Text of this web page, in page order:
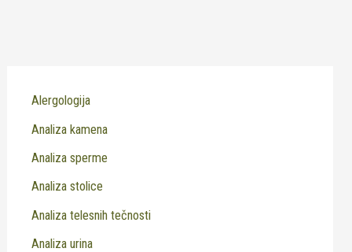
Alergologija
Analiza kamena
Analiza sperme
Analiza stolice
Analiza telesnih tečnosti
Analiza urina